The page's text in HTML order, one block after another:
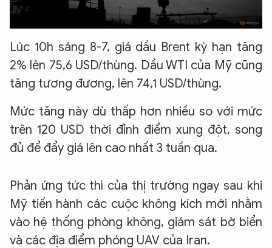
Lúc 10h sáng 8-7, giá dầu Brent kỳ hạn tăng
2% lên 75,6 USD/thùng. Dầu WTI của Mỹ cũng
tăng tương đương, lên 74,1 USD/thùng.
Mức tăng này dù thấp hơn nhiều so với mức
trên 120 USD thời đỉnh điểm xung đột, song
đủ để đẩy giá lên cao nhất 3 tuần qua.
Phản ứng tức thì của thị trường ngay sau khi
Mỹ tiến hành các cuộc không kích mới nhằm
vào hệ thống phòng không, giám sát bờ biển
và các địa điểm phóng UAV của Iran.